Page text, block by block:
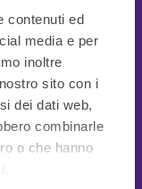
contenuti ed
media e per
inoltre
sito con i
dei dati web,
combinarle
o che hanno